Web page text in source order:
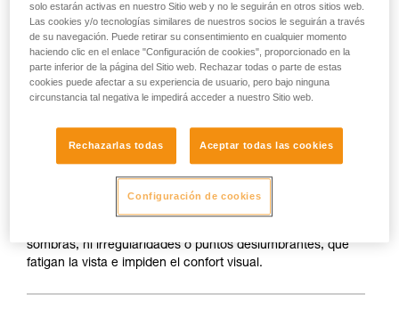
sombras, ni irregularidades o puntos deslumbrantes, que
fatigan la vista e impiden el confort visual.
solo estarán activas en nuestro Sitio web y no le seguirán en otros sitios web.
Las cookies y/o tecnologías similares de nuestros socios le seguirán a través
de su navegación. Puede retirar su consentimiento en cualquier momento
haciendo clic en el enlace "Configuración de cookies", proporcionado en la
parte inferior de la página del Sitio web. Rechazar todas o parte de estas
cookies puede afectar a su experiencia de usuario, pero bajo ninguna
circunstancia tal negativa le impedirá acceder a nuestro Sitio web.
Rechazarlas todas Aceptar todas las cookies
Configuración de cookies